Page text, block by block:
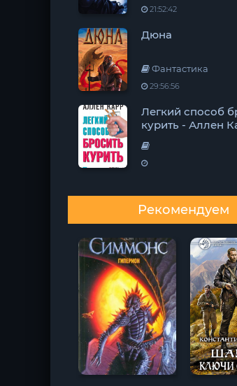
21:52:42
Дюна
Фантастика
29:56:56
Легкий способ
курить - Аллен
Рекомендуем